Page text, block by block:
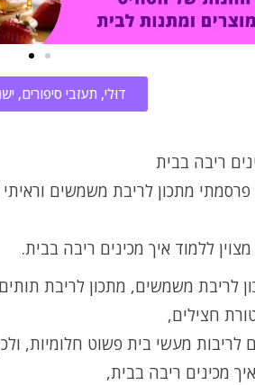
דוּלי, תעזבי סיפורים,
ריבה בבית
מתכון לריבת משמשים וראיתי
מצוין ללמוד איך מכינים ריבה בבית.
לריבת משמשים, מתכון לריבת
חצילים,
לריבות מעשי בית פשוט חלומיות,
מכינים ריבה בבית,